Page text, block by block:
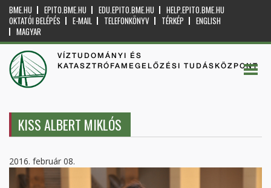
BME.HU EPITO.BME.HU EDU.EPITO.BME.HU
HELP.EPITO.BME.HU
OKTATÓI BELÉPÉS
E-MAIL TELEFONKÖNYV TÉRKÉP
ENGLISH
MAGYAR
VÍZTUDOMÁNYI ÉS
KATASZTRÓFAMEGELŐZÉSI TUDÁSKÖZPONT
KISS ALBERT MIKLÓS
2016. február 08.